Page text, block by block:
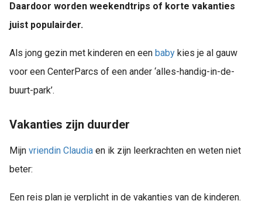
Daardoor worden weekendtrips of korte vakanties
juist populairder.
Als jong gezin met kinderen en een baby kies je al gauw
voor een CenterParcs of een ander ‘alles-handig-in-de-
buurt-park’.
Vakanties zijn duurder
Mijn vriendin Claudia en ik zijn leerkrachten en weten niet
beter:
Een reis plan je verplicht in de vakanties van de kinderen.